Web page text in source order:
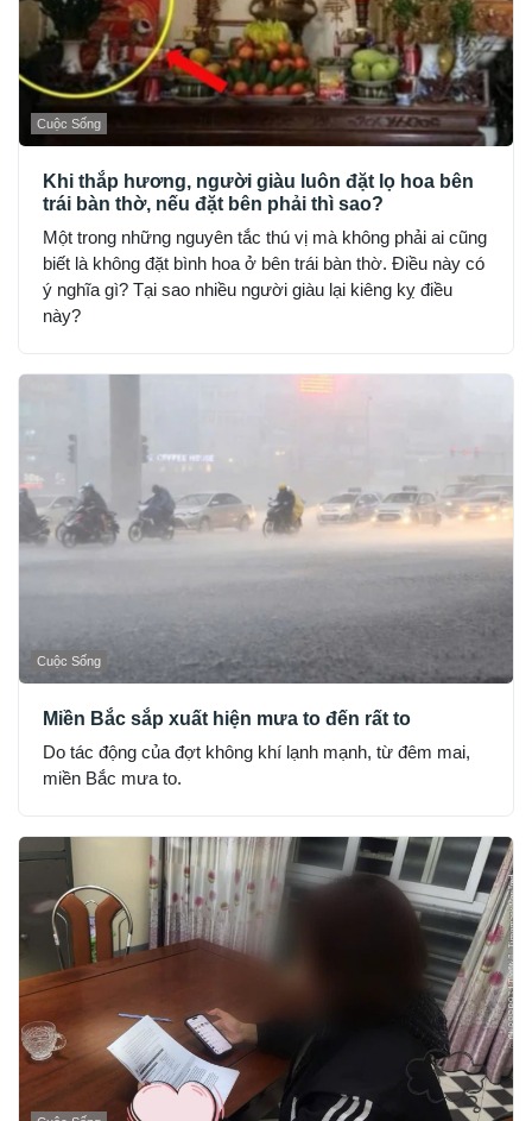
Cuộc Sống
Khi thắp hương, người giàu luôn đặt lọ hoa bên
trái bàn thờ, nếu đặt bên phải thì sao?
Một trong những nguyên tắc thú vị mà không phải ai cũng
biết là không đặt bình hoa ở bên trái bàn thờ. Điều này có
ý nghĩa gì? Tại sao nhiều người giàu lại kiêng kỵ điều
này?
Cuộc Sống
Miền Bắc sắp xuất hiện mưa to đến rất to
Do tác động của đợt không khí lạnh mạnh, từ đêm mai,
miền Bắc mưa to.